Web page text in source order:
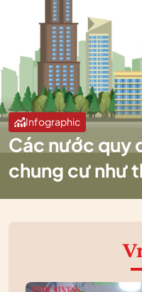
Infographic
Các nước quy
chung cư như